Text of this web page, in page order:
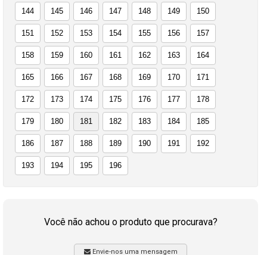
144 145 146 147 148 149 150
151 152 153 154 155 156 157
158 159 160 161 162 163 164
165 166 167 168 169 170 171
172 173 174 175 176 177 178
179 180 181 182 183 184 185
186 187 188 189 190 191 192
193 194 195 196
Você não achou o produto que procurava?
Envie-nos uma mensagem